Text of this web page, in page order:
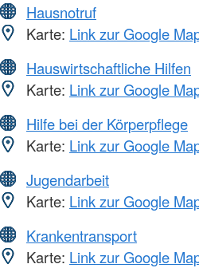
Hausnotruf
Karte: Link zur Google
Hauswirtschaftliche Hilfen
Karte: Link zur Google
Hilfe bei der Körperpflege
Karte: Link zur Google
Jugendarbeit
Karte: Link zur Google
Krankentransport
Karte: Link zur Google